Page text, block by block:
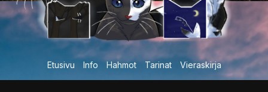
Etusivu Info Hahmot Tarinat Vieraskirja